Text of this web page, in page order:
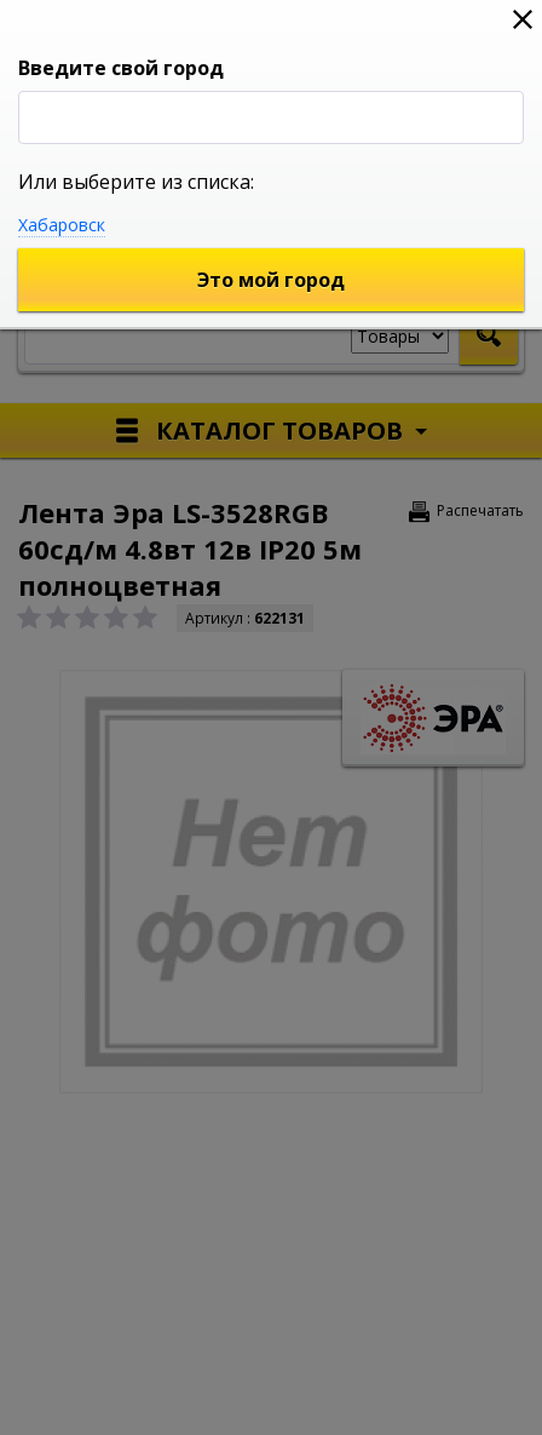
0
УНИВЕРСАЛЬНЫЙ ИНТЕРНЕТ МАГАЗИН
КАТАЛОГ ТОВАРОВ
Распечатать
Лента Эра LS-3528RGB
60сд/м 4.8вт 12в IP20 5м
полноцветная
Артикул : 622131
Введите свой город
Или выберите из списка:
Хабаровск
Это мой город